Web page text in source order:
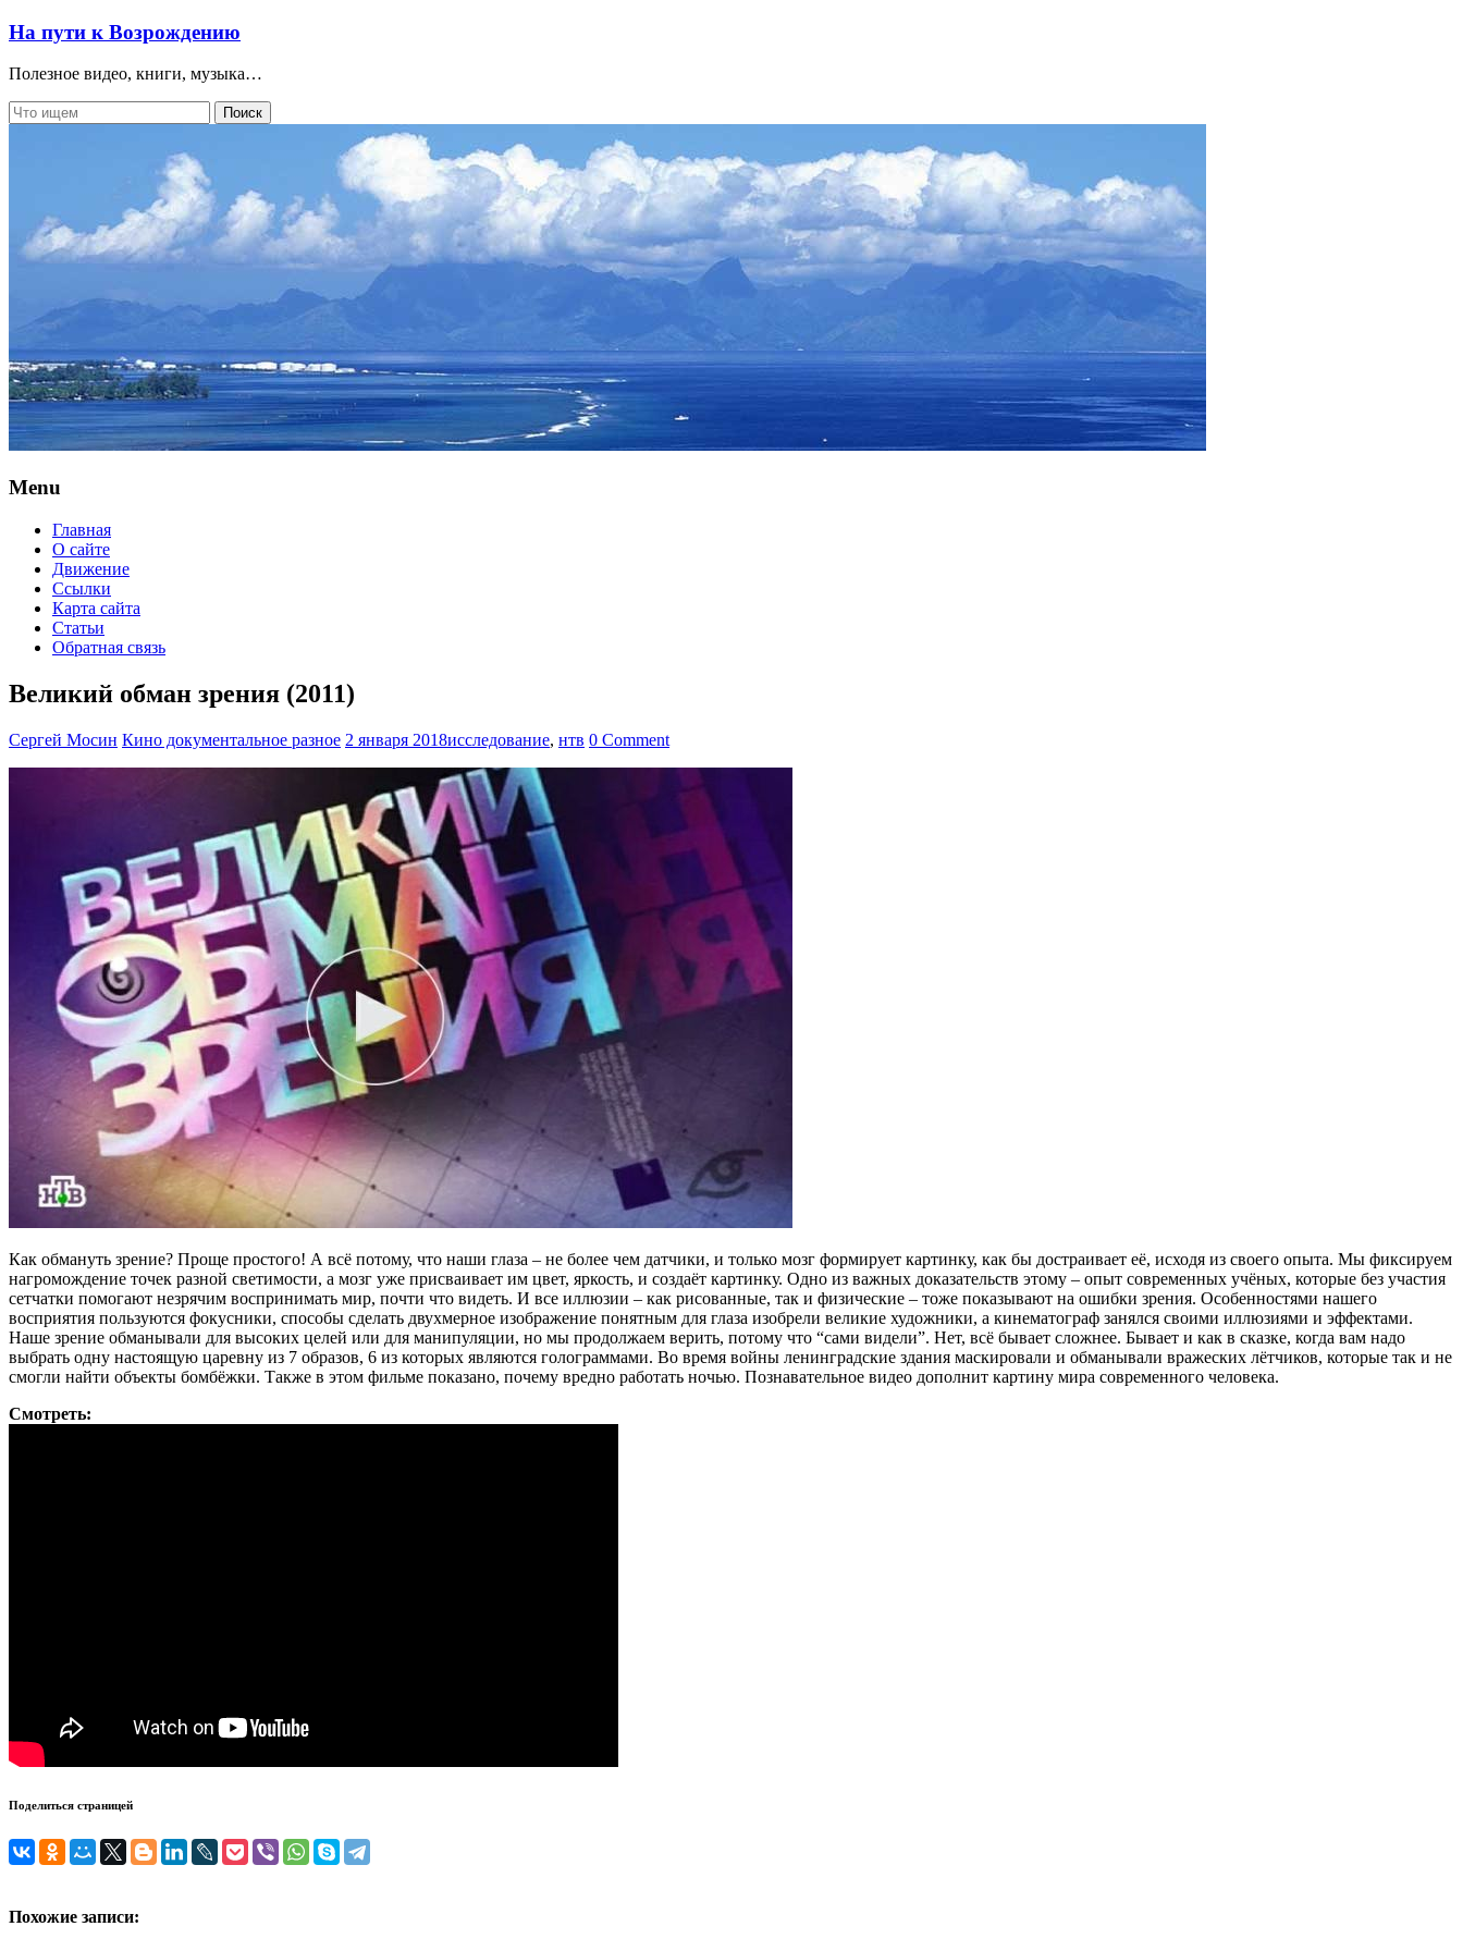
На пути к Возрождению
Полезное видео, книги, музыка…
Menu
Главная
О сайте
Движение
Ссылки
Карта сайта
Статьи
Обратная связь
Великий обман зрения (2011)
Сергей Мосин Кино документальное разное 2 января 2018исследование, нтв 0 Comment
Как обмануть зрение? Проще простого! А всё потому, что наши глаза – не более чем датчики, и только мозг формирует картинку, как бы достраивает её, исходя из своего опыта. Мы фиксируем
нагромождение точек разной светимости, а мозг уже присваивает им цвет, яркость, и создаёт картинку. Одно из важных доказательств этому – опыт современных учёных, которые без участия
сетчатки помогают незрячим воспринимать мир, почти что видеть. И все иллюзии – как рисованные, так и физические – тоже показывают на ошибки зрения. Особенностями нашего
восприятия пользуются фокусники, способы сделать двухмерное изображение понятным для глаза изобрели великие художники, а кинематограф занялся своими иллюзиями и эффектами.
Наше зрение обманывали для высоких целей или для манипуляции, но мы продолжаем верить, потому что “сами видели”. Нет, всё бывает сложнее. Бывает и как в сказке, когда вам надо
выбрать одну настоящую царевну из 7 образов, 6 из которых являются голограммами. Во время войны ленинградские здания маскировали и обманывали вражеских лётчиков, которые так и не
смогли найти объекты бомбёжки. Также в этом фильме показано, почему вредно работать ночью. Познавательное видео дополнит картину мира современного человека.
Смотреть:
Поделиться страницей
Похожие записи: